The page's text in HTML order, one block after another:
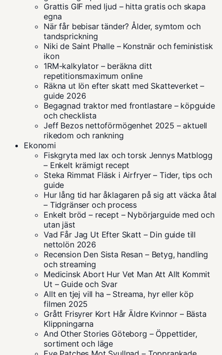
Grattis GIF med ljud – hitta gratis och skapa
egna
När får bebisar tänder? Ålder, symtom och
tandsprickning
Niki de Saint Phalle – Konstnär och feministisk
ikon
1RM-kalkylator – beräkna ditt
repetitionsmaximum online
Räkna ut lön efter skatt med Skatteverket –
guide 2026
Begagnad traktor med frontlastare – köpguide
och checklista
Jeff Bezos nettoförmögenhet 2025 – aktuell
rikedom och rankning
Ekonomi
Fiskgryta med lax och torsk Jennys Matblogg
– Enkelt krämigt recept
Steka Rimmat Fläsk i Airfryer – Tider, tips och
guide
Hur lång tid har åklagaren på sig att väcka åtal
– Tidgränser och process
Enkelt bröd – recept – Nybörjarguide med och
utan jäst
Vad Får Jag Ut Efter Skatt – Din guide till
nettolön 2026
Recension Den Sista Resan – Betyg, handling
och streaming
Medicinsk Abort Hur Vet Man Att Allt Kommit
Ut – Guide och Svar
Allt en tjej vill ha – Streama, hyr eller köp
filmen 2025
Grått Frisyrer Kort Hår Äldre Kvinnor – Bästa
Klippningarna
And Other Stories Göteborg – Öppettider,
sortiment och läge